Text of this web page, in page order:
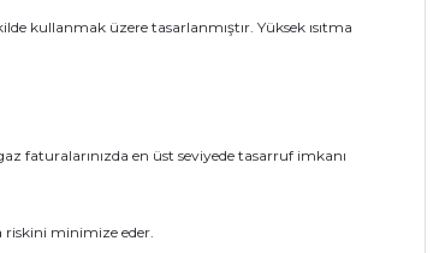
kullanmak üzere tasarlanmıştır. Yüksek ısıtma
faturalarınızda en üst seviyede tasarruf imkanı
riskini minimize eder.